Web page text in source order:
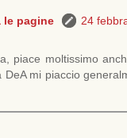
le pagine
24
piace moltissimo
DeA mi piaccio